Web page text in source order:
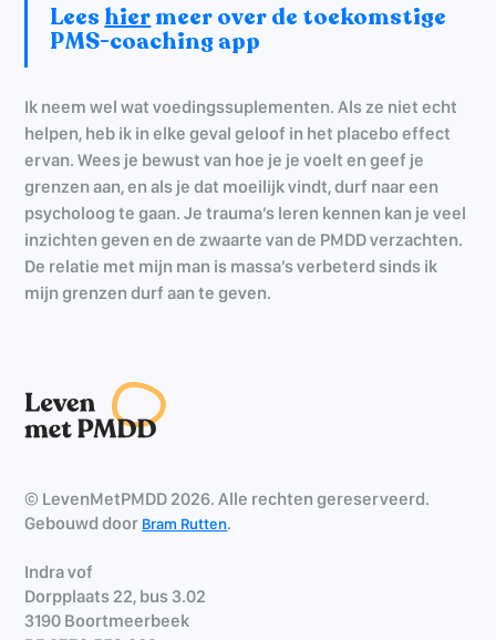
Lees hiermeer over de toekomstige
PMS-coaching app
Ik neem wel wat voedingssuplementen. Als ze niet echt
helpen, heb ik in elke geval geloof in het placebo effect
ervan. Wees je bewust van hoe je je voelt en geef je
grenzen aan, en als je dat moeilijk vindt, durf naar een
psycholoog te gaan. Je trauma’s leren kennen kan je veel
inzichten geven en de zwaarte van de PMDD verzachten.
De relatie met mijn man is massa’s verbeterd sinds ik
mijn grenzen durf aan te geven.
© LevenMetPMDD 2026. Alle rechten gereserveerd.
Gebouwd door Bram Rutten.
Indra vof
Dorpplaats 22, bus 3.02
3190 Boortmeerbeek